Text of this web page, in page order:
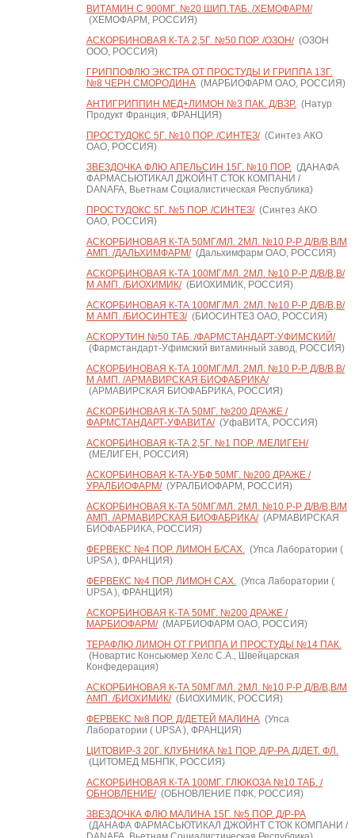
ВИТАМИН С 900МГ. №20 ШИП.ТАБ. /ХЕМОФАРМ/
(ХЕМОФАРМ, РОССИЯ)
АСКОРБИНОВАЯ К-ТА 2,5Г. №50 ПОР. /ОЗОН/(ОЗОН
ООО, РОССИЯ)
ГРИППОФЛЮ ЭКСТРА ОТ ПРОСТУДЫ И ГРИППА 13Г.
№8 ЧЕРН.СМОРОДИНА(МАРБИОФАРМ ОАО, РОССИЯ)
АНТИГРИППИН МЕД+ЛИМОН №3 ПАК. Д/ВЗР.(Натур
Продукт Франция, ФРАНЦИЯ)
ПРОСТУДОКС 5Г. №10 ПОР. /СИНТЕЗ/(Синтез АКО
ОАО, РОССИЯ)
ЗВЕЗДОЧКА ФЛЮ АПЕЛЬСИН 15Г. №10 ПОР.(ДАНАФА
ФАРМАСЬЮТИКАЛ ДЖОЙНТ СТОК КОМПАНИ /
DANAFA, Вьетнам Социалистическая Республика)
ПРОСТУДОКС 5Г. №5 ПОР. /СИНТЕЗ/(Синтез АКО
ОАО, РОССИЯ)
АСКОРБИНОВАЯ К-ТА 50МГ/МЛ. 2МЛ. №10 Р-Р Д/В/В,В/М
АМП. /ДАЛЬХИМФАРМ/(Дальхимфарм ОАО, РОССИЯ)
АСКОРБИНОВАЯ К-ТА 100МГ/МЛ. 2МЛ. №10 Р-Р Д/В/В,В/
М АМП. /БИОХИМИК/(БИОХИМИК, РОССИЯ)
АСКОРБИНОВАЯ К-ТА 100МГ/МЛ. 2МЛ. №10 Р-Р Д/В/В,В/
М АМП. /БИОСИНТЕЗ/(БИОСИНТЕЗ ОАО, РОССИЯ)
АСКОРУТИН №50 ТАБ. /ФАРМСТАНДАРТ-УФИМСКИЙ/
(Фармстандарт-Уфимский витаминный завод, РОССИЯ)
АСКОРБИНОВАЯ К-ТА 100МГ/МЛ. 2МЛ. №10 Р-Р Д/В/В,В/
М АМП. /АРМАВИРСКАЯ БИОФАБРИКА/
(АРМАВИРСКАЯ БИОФАБРИКА, РОССИЯ)
АСКОРБИНОВАЯ К-ТА 50МГ. №200 ДРАЖЕ /
ФАРМСТАНДАРТ-УФАВИТА/(УфаВИТА, РОССИЯ)
АСКОРБИНОВАЯ К-ТА 2,5Г. №1 ПОР. /МЕЛИГЕН/
(МЕЛИГЕН, РОССИЯ)
АСКОРБИНОВАЯ К-ТА-УБФ 50МГ. №200 ДРАЖЕ /
УРАЛБИОФАРМ/(УРАЛБИОФАРМ, РОССИЯ)
АСКОРБИНОВАЯ К-ТА 50МГ/МЛ. 2МЛ. №10 Р-Р Д/В/В,В/М
АМП. /АРМАВИРСКАЯ БИОФАБРИКА/(АРМАВИРСКАЯ
БИОФАБРИКА, РОССИЯ)
ФЕРВЕКС №4 ПОР. ЛИМОН Б/САХ.(Упса Лаборатории (
UPSA ), ФРАНЦИЯ)
ФЕРВЕКС №4 ПОР. ЛИМОН САХ.(Упса Лаборатории (
UPSA ), ФРАНЦИЯ)
АСКОРБИНОВАЯ К-ТА 50МГ. №200 ДРАЖЕ /
МАРБИОФАРМ/(МАРБИОФАРМ ОАО, РОССИЯ)
ТЕРАФЛЮ ЛИМОН ОТ ГРИППА И ПРОСТУДЫ №14 ПАК.
(Новартис Консьюмер Хелс С.А., Швейцарская
Конфедерация)
АСКОРБИНОВАЯ К-ТА 50МГ/МЛ. 2МЛ. №10 Р-Р Д/В/В,В/М
АМП. /БИОХИМИК/(БИОХИМИК, РОССИЯ)
ФЕРВЕКС №8 ПОР. Д/ДЕТЕЙ МАЛИНА(Упса
Лаборатории ( UPSA ), ФРАНЦИЯ)
ЦИТОВИР-3 20Г. КЛУБНИКА №1 ПОР. Д/Р-РА Д/ДЕТ. ФЛ.
(ЦИТОМЕД МБНПК, РОССИЯ)
АСКОРБИНОВАЯ К-ТА 100МГ. ГЛЮКОЗА №10 ТАБ. /
ОБНОВЛЕНИЕ/(ОБНОВЛЕНИЕ ПФК, РОССИЯ)
ЗВЕЗДОЧКА ФЛЮ МАЛИНА 15Г. №5 ПОР. Д/Р-РА
(ДАНАФА ФАРМАСЬЮТИКАЛ ДЖОЙНТ СТОК КОМПАНИ /